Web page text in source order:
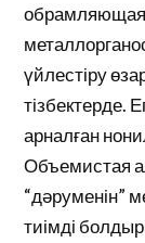
обрамляющая
үйлестіру
тізбектерде.
арналған
Объемистая
“дәруменін”
тиімді